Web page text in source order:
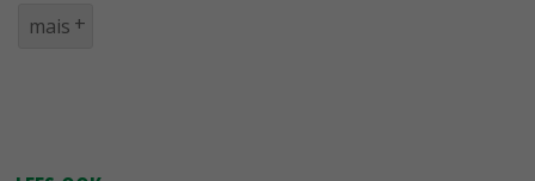
mais